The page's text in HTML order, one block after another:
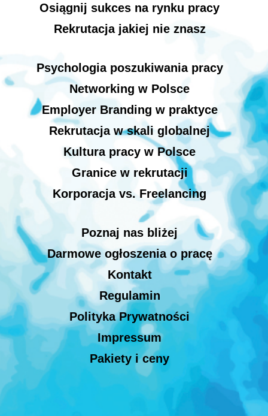
Osiągnij sukces na rynku pracy
Rekrutacja jakiej nie znasz
Psychologia poszukiwania pracy
Networking w Polsce
Employer Branding w praktyce
Rekrutacja w skali globalnej
Kultura pracy w Polsce
Granice w rekrutacji
Korporacja vs. Freelancing
Poznaj nas bliżej
Darmowe ogłoszenia o pracę
Kontakt
Regulamin
Polityka Prywatności
Impressum
Pakiety i ceny